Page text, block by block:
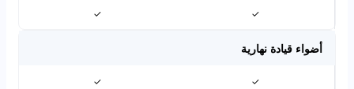
✓
✓
أضواء قيادة نهارية
✓
✓